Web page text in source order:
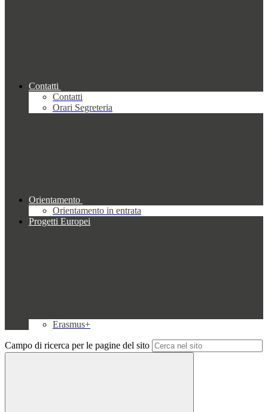
Contatti
Contatti
Orari Segreteria
Orientamento
Orientamento in entrata
Progetti Europei
Erasmus+
Campo di ricerca per le pagine del sito